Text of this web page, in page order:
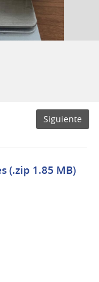
Siguiente
(.zip 1.85 MB)